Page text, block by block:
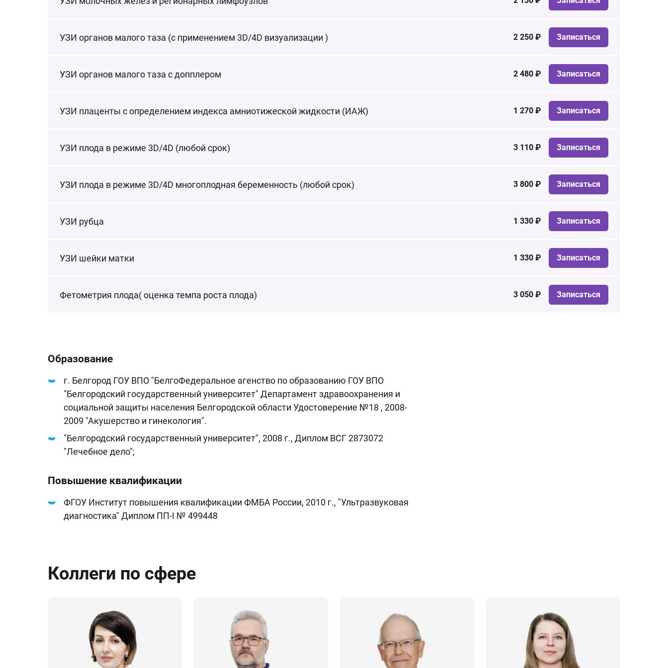
УЗИ органов малого таза (с применением 3D/4D визуализации ) 2 250 ₽ Записаться
УЗИ органов малого таза с допплером 2 480 ₽ Записаться
УЗИ плаценты с определением индекса амниотижеской жидкости (ИАЖ) 1 270 ₽ Записаться
УЗИ плода в режиме 3D/4D (любой срок) 3 110 ₽ Записаться
УЗИ плода в режиме 3D/4D многоплодная беременность (любой срок) 3 800 ₽ Записаться
УЗИ рубца 1 330 ₽ Записаться
УЗИ шейки матки 1 330 ₽ Записаться
Фетометрия плода( оценка темпа роста плода) 3 050 ₽ Записаться
Образование
г. Белгород ГОУ ВПО "БелгоФедеральное агенство по образованию ГОУ ВПО
"Белгородский государственный университет" Департамент здравоохранения и
социальной защиты населения Белгородской области Удостоверение №18 , 2008-
2009 "Акушерство и гинекология".
"Белгородский государственный университет", 2008 г., Диплом ВСГ 2873072
"Лечебное дело";
Повышение квалификации
ФГОУ Институт повышения квалификации ФМБА России, 2010 г., "Ультразвуковая
диагностика" Диплом ПП-I № 499448
Коллеги по сфере